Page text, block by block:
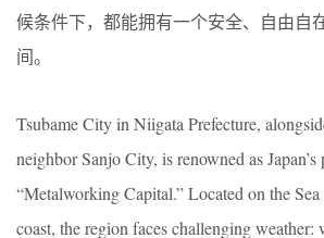
候条件下，都能拥有一个安全、自由自
间。
Tsubame City in Niigata Prefecture,
neighbor Sanjo City, is renowned as Japan’s
“Metalworking Capital.” Located on the Sea
coast, the region faces challenging weather: